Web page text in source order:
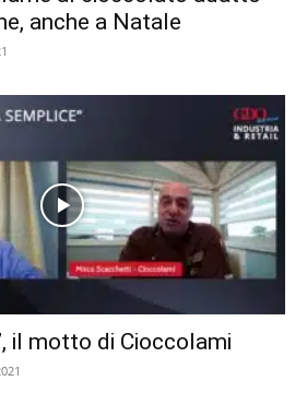
anche a Natale
il motto di Cioccolami